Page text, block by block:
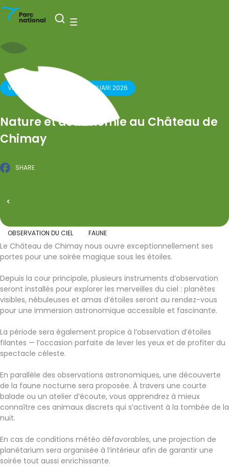
Nationaal Park Entre-Sambre-et-Meuse
Open zoeken
VANAF 20 FEBRUARI 2026
Nature et astronomie au Château de
Chimay
SHARE
Facebook
Alle evenementen
OBSERVATION DU CIEL FAUNE
Le Château de Chimay nous ouvre exceptionnellement ses
portes pour une soirée magique sous les étoiles.
Depuis la cour principale, plusieurs instruments d’observation
seront installés pour explorer les merveilles du ciel : planètes
visibles, nébuleuses et amas d’étoiles seront au rendez-vous
pour une immersion astronomique accessible et fascinante.
La période sera également propice à l’observation d’étoiles
filantes — l’occasion parfaite de lever les yeux et de profiter du
spectacle céleste.
En parallèle des observations astronomiques, une découverte
de la faune nocturne sera proposée. À travers une courte
balade ou un atelier d’écoute, vous apprendrez à mieux
connaître ces animaux discrets qui s’activent à la tombée de la
nuit.
En cas de conditions météo défavorables, une projection de
planétarium sera organisée à l’intérieur afin de garantir une
soirée tout aussi enrichissante.